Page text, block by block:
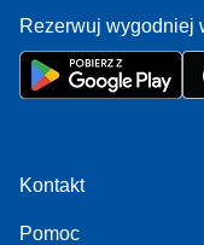
Rezerwuj wygodniej
Kontakt
Pomoc